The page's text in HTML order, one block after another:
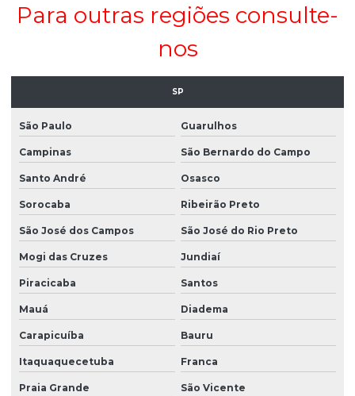
Para outras regiões consulte-
nos
SP
São Paulo Guarulhos
Campinas São Bernardo do Campo
Santo André Osasco
Sorocaba Ribeirão Preto
São José dos Campos São José do Rio Preto
Mogi das Cruzes Jundiaí
Piracicaba Santos
Mauá Diadema
Carapicuíba Bauru
Itaquaquecetuba Franca
Praia Grande São Vicente